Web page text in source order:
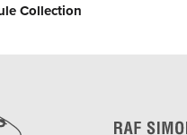
Collection